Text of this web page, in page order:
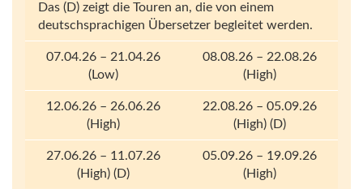
Das (D) zeigt die Touren an, die von einem
deutschsprachigen Übersetzer begleitet werden.
07.04.26 – 21.04.26
(Low)
08.08.26 – 22.08.26
(High)
12.06.26 – 26.06.26
(High)
22.08.26 – 05.09.26
(High) (D)
27.06.26 – 11.07.26
(High) (D)
05.09.26 – 19.09.26
(High)